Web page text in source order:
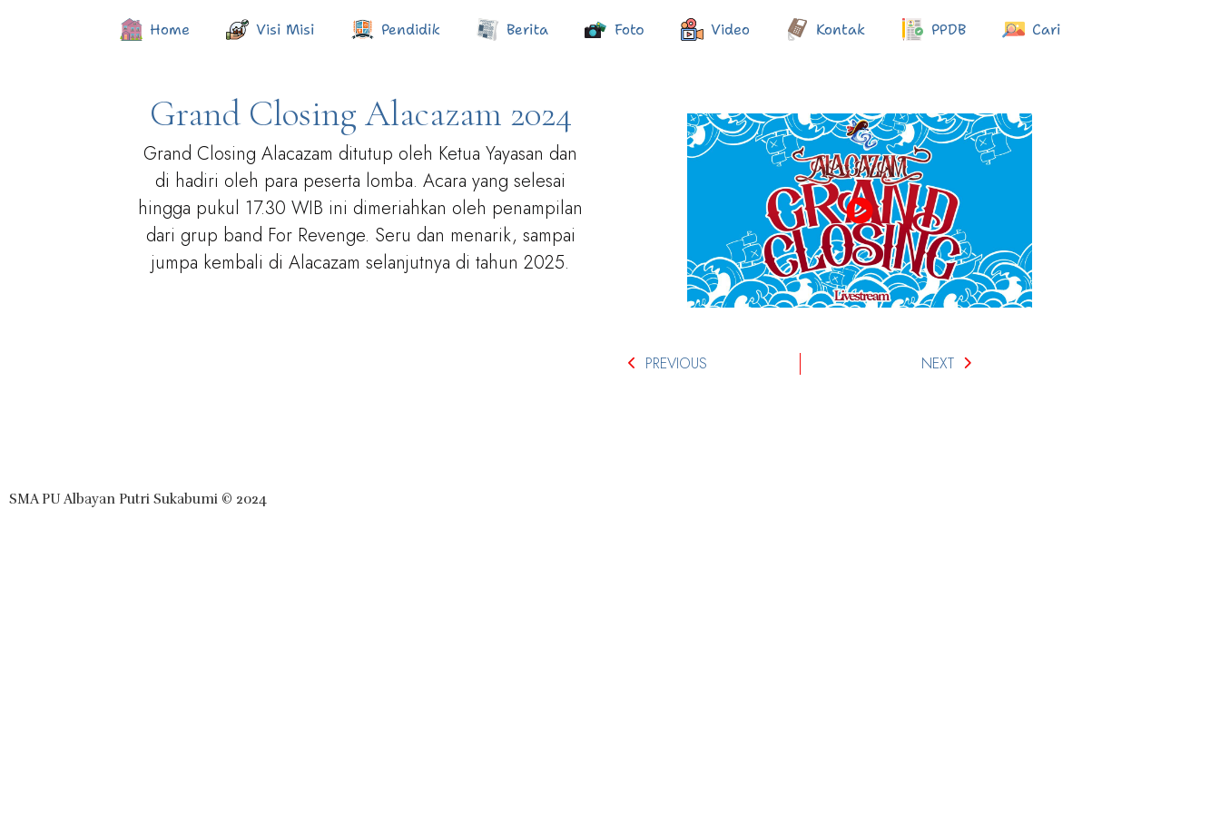
Home Visi Misi Pendidik Berita Foto Video Kontak PPDB Cari
Grand Closing Alacazam 2024
Grand Closing Alacazam ditutup oleh Ketua Yayasan dan
di hadiri oleh para peserta lomba. Acara yang selesai
hingga pukul 17.30 WIB ini dimeriahkan oleh penampilan
dari grup band For Revenge. Seru dan menarik, sampai
jumpa kembali di Alacazam selanjutnya di tahun 2025.
PREVIOUS NEXT
SMA PU Albayan Putri Sukabumi © 2024